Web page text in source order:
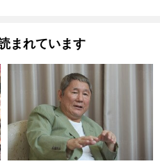
まれています